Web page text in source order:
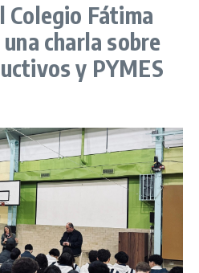
Colegio Fátima
charla sobre
y PYMES